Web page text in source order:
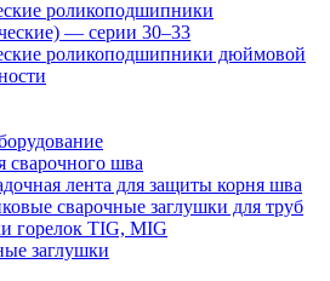
роликоподшипники
— серии 30–33
роликоподшипники дюймовой
сварочного шва
лента для защиты корня шва
сварочные заглушки для труб
горелок TIG, MIG
заглушки